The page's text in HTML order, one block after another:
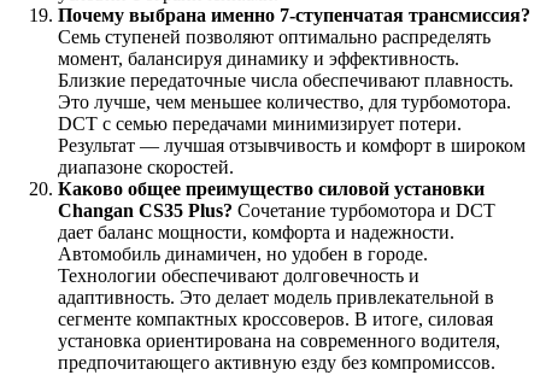
Почему выбрана именно 7-ступенчатая трансмиссия?
Семь ступеней позволяют оптимально распределять
момент, балансируя динамику и эффективность.
Близкие передаточные числа обеспечивают плавность.
Это лучше, чем меньшее количество, для турбомотора.
DCT с семью передачами минимизирует потери.
Результат — лучшая отзывчивость и комфорт в широком
диапазоне скоростей.
Каково общее преимущество силовой установки
Changan CS35 Plus? Сочетание турбомотора и DCT
дает баланс мощности, комфорта и надежности.
Автомобиль динамичен, но удобен в городе.
Технологии обеспечивают долговечность и
адаптивность. Это делает модель привлекательной в
сегменте компактных кроссоверов. В итоге, силовая
установка ориентирована на современного водителя,
предпочитающего активную езду без компромиссов.